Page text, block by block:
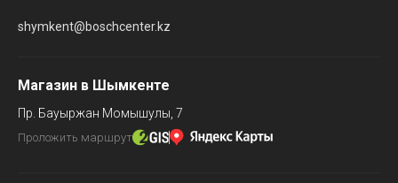
shymkent@boschcenter.kz
Магазин в Шымкенте
Пр. Бауыржан Момышулы, 7
Проложить маршрут